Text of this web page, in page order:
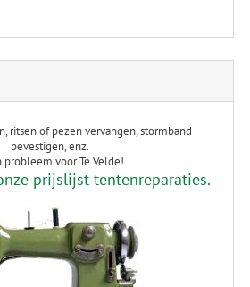
ritsen of pezen vervangen, stormband
bevestigen, enz.
probleem voor Te Velde!
prijslijst tentenreparaties.